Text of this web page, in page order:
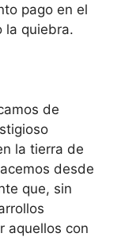
pago en el
la quiebra.
de
la tierra de
desde
que, sin
aquellos con